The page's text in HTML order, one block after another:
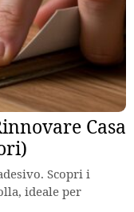
Casa
Scopri i
ideale per